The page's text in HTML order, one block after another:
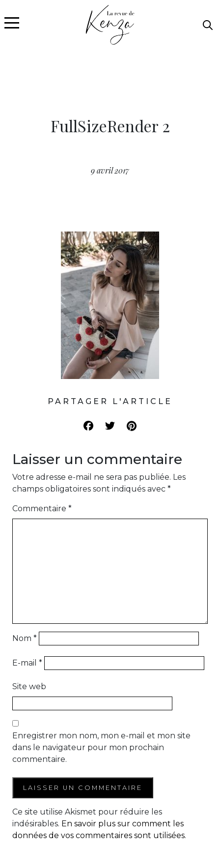
FullSizeRender 2
9 avril 2017
PARTAGER L'ARTICLE
Laisser un commentaire
Votre adresse e-mail ne sera pas publiée. Les
champs obligatoires sont indiqués avec *
Commentaire *
Nom *
E-mail *
Site web
Enregistrer mon nom, mon e-mail et mon site
dans le navigateur pour mon prochain
commentaire.
Ce site utilise Akismet pour réduire les
indésirables. En savoir plus sur comment les
données de vos commentaires sont utilisées.